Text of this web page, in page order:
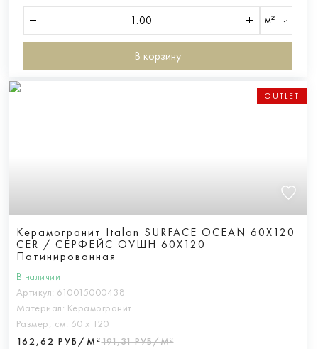
м²
В корзину
OUTLET
Керамогранит Italon SURFACE OCEAN 60X120
CER / СЕРФЕЙС ОУШН 60X120
Патинированная
В наличии
Артикул: 610015000438
Материал: Керамогранит
Размер, см: 60 х 120
162,62 РУБ/М²191,31 РУБ/М²